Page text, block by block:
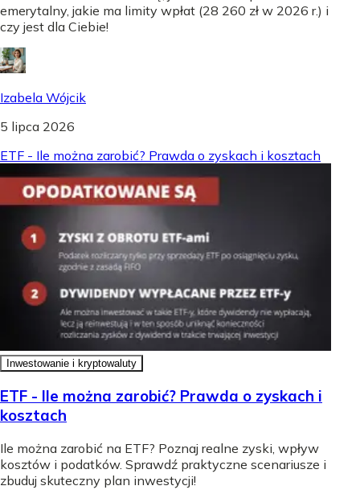
emerytalny, jakie ma limity wpłat (28 260 zł w 2026 r.) i
czy jest dla Ciebie!
Izabela Wójcik
5 lipca 2026
ETF - Ile można zarobić? Prawda o zyskach i kosztach
Inwestowanie i kryptowaluty
ETF - Ile można zarobić? Prawda o zyskach i
kosztach
Ile można zarobić na ETF? Poznaj realne zyski, wpływ
kosztów i podatków. Sprawdź praktyczne scenariusze i
zbuduj skuteczny plan inwestycji!